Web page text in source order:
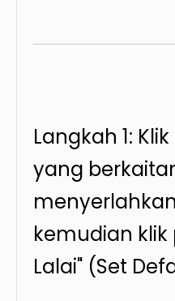
Langkah 1:
yang
kemudian klik
Lalai" (Set